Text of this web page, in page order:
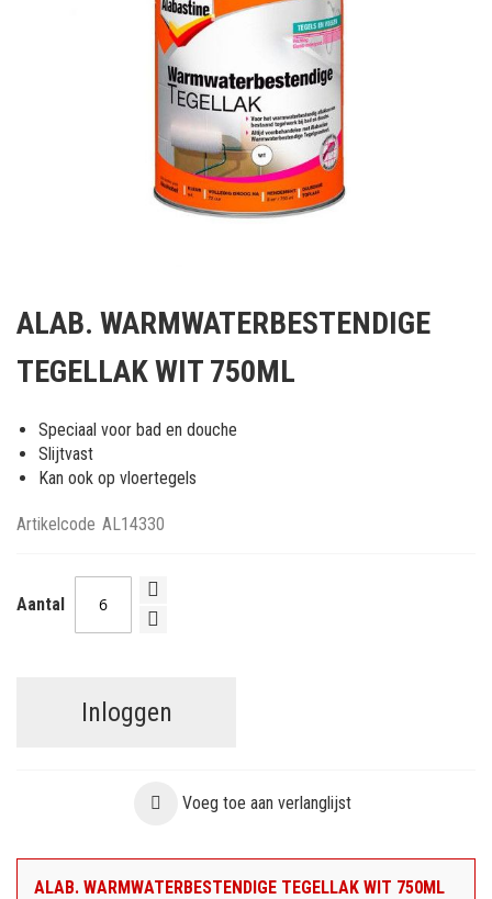
het
afbeeldingen-
gallerij
ALAB. WARMWATERBESTENDIGE
TEGELLAK WIT 750ML
Speciaal voor bad en douche
Slijtvast
Kan ook op vloertegels
Artikelcode AL14330
Aantal
Inloggen
Voeg toe aan verlanglijst
ALAB. WARMWATERBESTENDIGE TEGELLAK WIT 750ML